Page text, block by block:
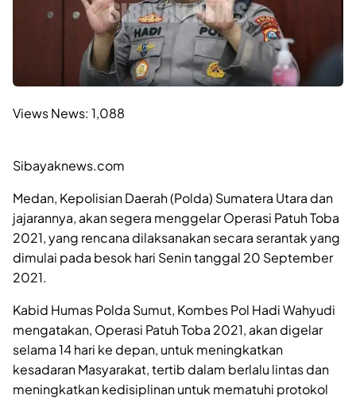
Views News: 1,088
Sibayaknews.com
Medan, Kepolisian Daerah (Polda) Sumatera Utara dan
jajarannya, akan segera menggelar Operasi Patuh Toba
2021, yang rencana dilaksanakan secara serantak yang
dimulai pada besok hari Senin tanggal 20 September
2021.
Kabid Humas Polda Sumut, Kombes Pol Hadi Wahyudi
mengatakan, Operasi Patuh Toba 2021, akan digelar
selama 14 hari ke depan, untuk meningkatkan
kesadaran Masyarakat, tertib dalam berlalu lintas dan
meningkatkan kedisiplinan untuk mematuhi protokol